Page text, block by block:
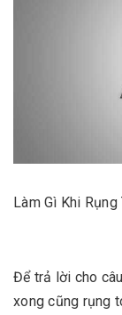
Làm Gì Khi Rụng
Để trả lời cho
xong cũng rụng